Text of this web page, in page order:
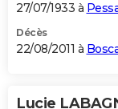
27/07/1933 à
Décès
22/08/2011 à
Lucie